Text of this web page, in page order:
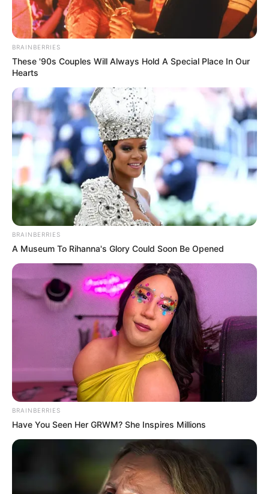
BRAINBERRIES
These '90s Couples Will Always Hold A Special Place In Our
Hearts
BRAINBERRIES
A Museum To Rihanna's Glory Could Soon Be Opened
BRAINBERRIES
Have You Seen Her GRWM? She Inspires Millions